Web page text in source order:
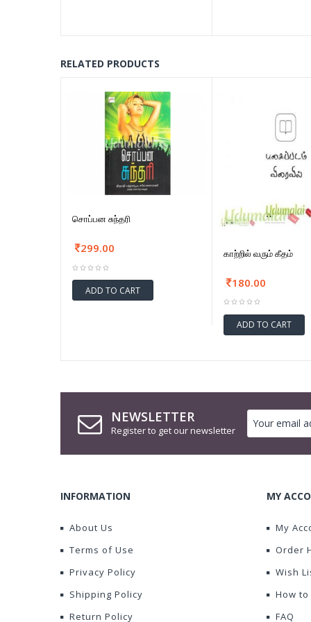
RELATED PRODUCTS
சொப்பன சுந்தரி
299.00
ADD TO CART
காற்றில் வரும் கீதம்
180.00
ADD TO CART
NEWSLETTER
Register to get our newsletter
INFORMATION
About Us
Terms of Use
Privacy Policy
Shipping Policy
Return Policy
MY
My
Order
Wish
How
FAQ